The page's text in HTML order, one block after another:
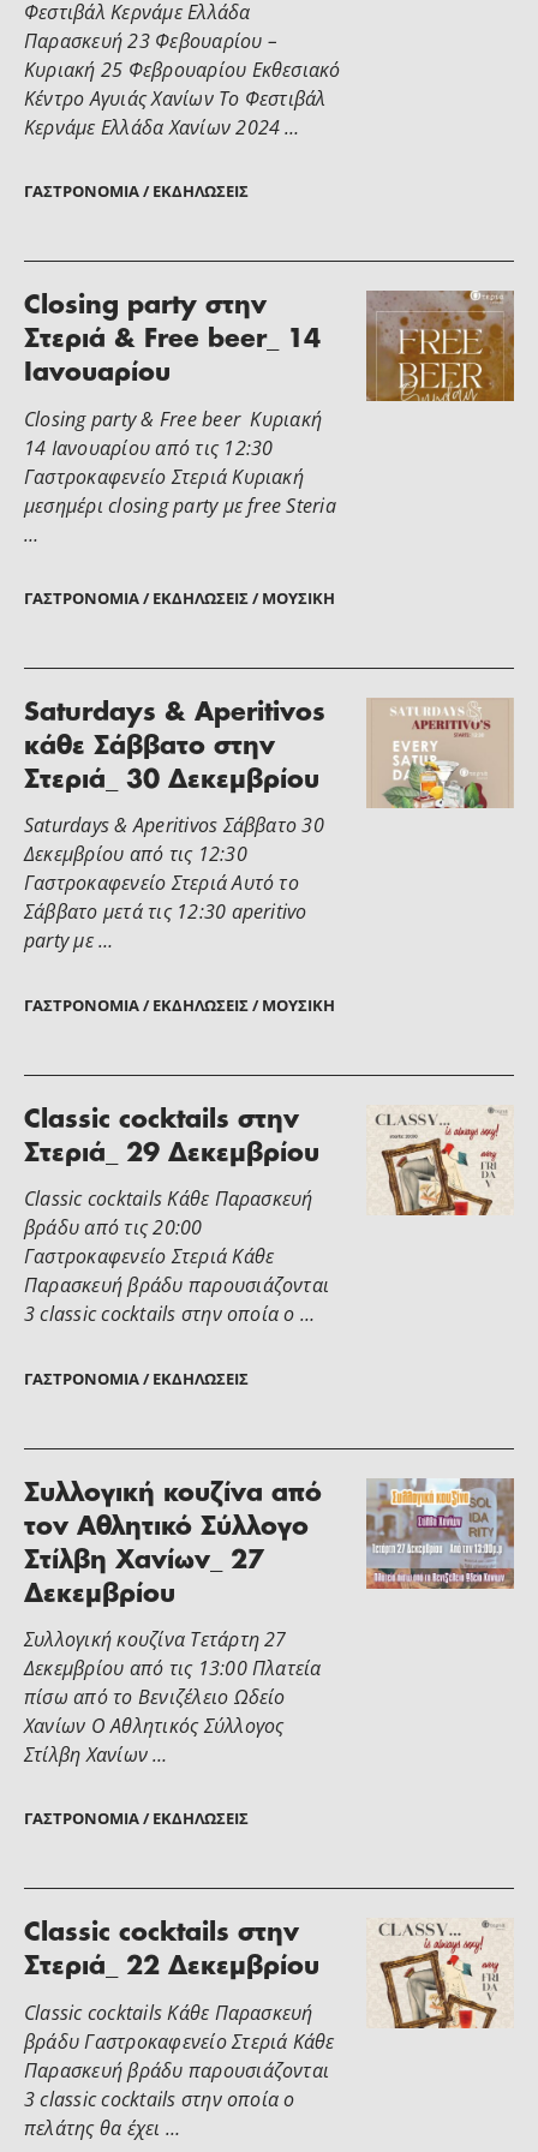
ΓΑΣΤΡΟΝΟΜΊΑ / ΕΚΔΗΛΏΣΕΙΣ
Φεστιβάλ Κερνάμε Ελλάδα
Παρασκευή 23 Φεβουαρίου –
Κυριακή 25 Φεβρουαρίου Εκθεσιακό
Κέντρο Αγυιάς Χανίων Το Φεστιβάλ
Κερνάμε Ελλάδα Χανίων 2024 …
ΓΑΣΤΡΟΝΟΜΊΑ / ΕΚΔΗΛΏΣΕΙΣ / ΜΟΥΣΙΚΉ
Closing party στην
Στεριά & Free beer_ 14
Ιανουαρίου
Closing party & Free beer Κυριακή
14 Ιανουαρίου από τις 12:30
Γαστροκαφενείο Στεριά Κυριακή
μεσημέρι closing party με free Steria
…
ΓΑΣΤΡΟΝΟΜΊΑ / ΕΚΔΗΛΏΣΕΙΣ / ΜΟΥΣΙΚΉ
Saturdays & Aperitivos
κάθε Σάββατο στην
Στεριά_ 30 Δεκεμβρίου
Saturdays & Aperitivos Σάββατο 30
Δεκεμβρίου από τις 12:30
Γαστροκαφενείο Στεριά Αυτό το
Σάββατο μετά τις 12:30 aperitivo
party με …
ΓΑΣΤΡΟΝΟΜΊΑ / ΕΚΔΗΛΏΣΕΙΣ
Classic cocktails στην
Στεριά_ 29 Δεκεμβρίου
Classic cocktails Κάθε Παρασκευή
βράδυ από τις 20:00
Γαστροκαφενείο Στεριά Κάθε
Παρασκευή βράδυ παρουσιάζονται
3 classic cocktails στην οποία ο …
ΓΑΣΤΡΟΝΟΜΊΑ / ΕΚΔΗΛΏΣΕΙΣ
Συλλογική κουζίνα από
τον Αθλητικό Σύλλογο
Στίλβη Χανίων_ 27
Δεκεμβρίου
Συλλογική κουζίνα Τετάρτη 27
Δεκεμβρίου από τις 13:00 Πλατεία
πίσω από το Βενιζέλειο Ωδείο
Χανίων Ο Αθλητικός Σύλλογος
Στίλβη Χανίων …
Classic cocktails στην
Στεριά_ 22 Δεκεμβρίου
Classic cocktails Κάθε Παρασκευή
βράδυ Γαστροκαφενείο Στεριά Κάθε
Παρασκευή βράδυ παρουσιάζονται
3 classic cocktails στην οποία ο
πελάτης θα έχει …